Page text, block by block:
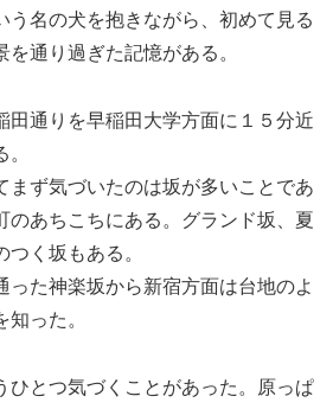
名の犬を抱きながら、初めて見る
通り過ぎた記憶がある。
通りを早稲田大学方面に１５分近
ず気づいたのは坂が多いことであ
のあちこちにある。グランド坂、夏
つく坂もある。
た神楽坂から新宿方面は台地のよ
った。
とつ気づくことがあった。原っぱ